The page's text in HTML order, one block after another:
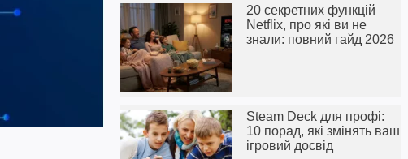
20 секретних функцій
Netflix, про які ви не
знали: повний гайд 2026
Steam Deck для профі:
10 порад, які змінять ваш
ігровий досвід